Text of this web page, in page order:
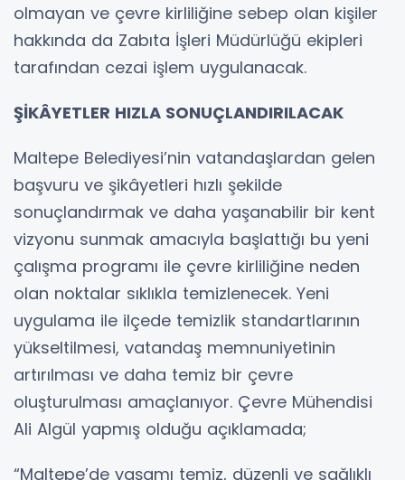
olmayan ve çevre kirliliğine sebep olan kişiler
hakkında da Zabıta İşleri Müdürlüğü ekipleri
tarafından cezai işlem uygulanacak.
ŞİKÂYETLER HIZLA SONUÇLANDIRILACAK
Maltepe Belediyesi’nin vatandaşlardan gelen
başvuru ve şikâyetleri hızlı şekilde
sonuçlandırmak ve daha yaşanabilir bir kent
vizyonu sunmak amacıyla başlattığı bu yeni
çalışma programı ile çevre kirliliğine neden
olan noktalar sıklıkla temizlenecek. Yeni
uygulama ile ilçede temizlik standartlarının
yükseltilmesi, vatandaş memnuniyetinin
artırılması ve daha temiz bir çevre
oluşturulması amaçlanıyor. Çevre Mühendisi
Ali Algül yapmış olduğu açıklamada;
“Maltepe’de yaşamı temiz, düzenli ve sağlıklı